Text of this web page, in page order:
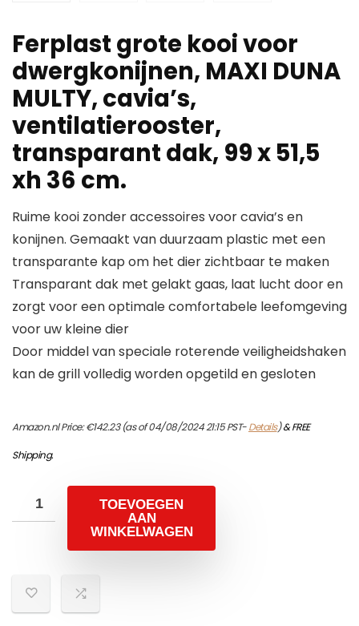
Ferplast grote kooi voor
dwergkonijnen, MAXI DUNA
MULTY, cavia’s,
ventilatierooster,
transparant dak, 99 x 51,5
xh 36 cm.
Ruime kooi zonder accessoires voor cavia’s en
konijnen. Gemaakt van duurzaam plastic met een
transparante kap om het dier zichtbaar te maken
Transparant dak met gelakt gaas, laat lucht door en
zorgt voor een optimale comfortabele leefomgeving
voor uw kleine dier
Door middel van speciale roterende veiligheidshaken
kan de grill volledig worden opgetild en gesloten
Amazon.nl Price:€142.23(as of 04/08/2024 21:15 PST-Details)&FREE
Shipping.
TOEVOEGEN
AAN
WINKELWAGEN